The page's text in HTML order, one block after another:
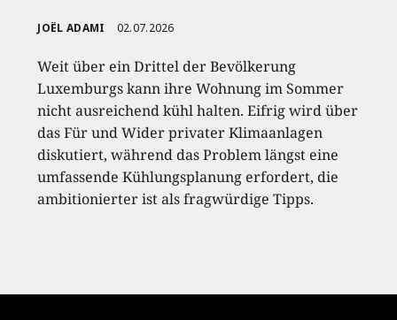
JOËL ADAMI 02.07.2026
Weit über ein Drittel der Bevölkerung
Luxemburgs kann ihre Wohnung im Sommer
nicht ausreichend kühl halten. Eifrig wird über
das Für und Wider privater Klimaanlagen
diskutiert, während das Problem längst eine
umfassende Kühlungsplanung erfordert, die
ambitionierter ist als fragwürdige Tipps.